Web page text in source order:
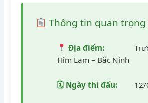
Thông tin quan trọng
Địa điểm:
Him Lam – Bắc Ninh
🗓 Ngày thi đấu: 12/